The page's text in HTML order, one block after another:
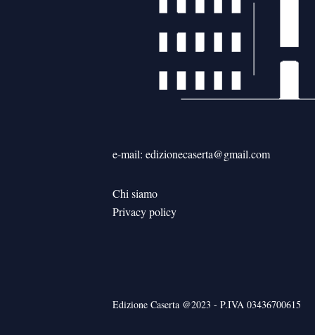
e-mail: edizionecaserta@gmail.com
Chi siamo
Privacy policy
Edizione Caserta @2023 - P.IVA 03436700615